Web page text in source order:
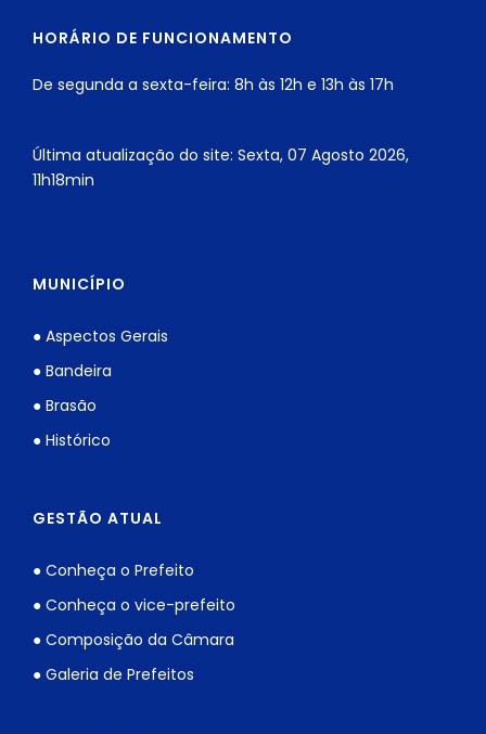
HORÁRIO DE FUNCIONAMENTO
De segunda a sexta-feira: 8h às 12h e 13h às 17h
Última atualização do site: Sexta, 07 Agosto 2026,
11h18min
MUNICÍPIO
● Aspectos Gerais
● Bandeira
● Brasão
● Histórico
GESTÃO ATUAL
● Conheça o Prefeito
● Conheça o vice-prefeito
● Composição da Câmara
● Galeria de Prefeitos